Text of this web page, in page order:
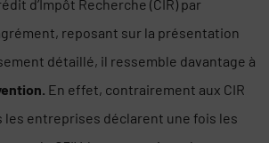
d’Impôt Recherche (CIR) par
reposant sur la présentation
détaillé, il ressemble davantage à
En effet, contrairement aux CIR
les entreprises déclarent une fois les